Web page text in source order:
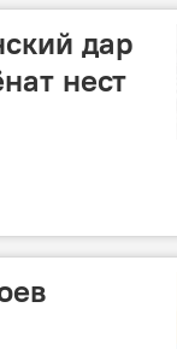
дар
нест